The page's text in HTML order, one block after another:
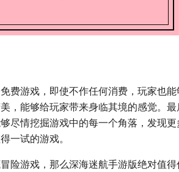
费游戏，即使不作任何消费，玩家也
，能够给玩家带来身临其境的感觉。
尽情挖掘游戏中的每一个角落，发现
一试的游戏。
险游戏，那么深海迷航手游版绝对值